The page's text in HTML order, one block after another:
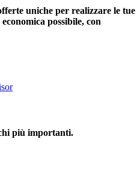
uniche per realizzare le tue
possibile, con
più importanti.